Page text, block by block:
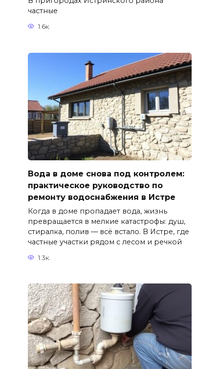
частные
1.6к.
Вода в доме снова под контролем:
практическое руководство по
ремонту водоснабжения в Истре
Когда в доме пропадает вода, жизнь
превращается в мелкие катастрофы: душ,
стиралка, полив — всё встало. В Истре, где
частные участки рядом с лесом и речкой
1.3к.